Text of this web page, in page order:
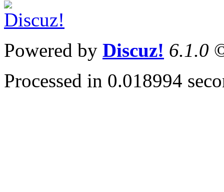
Powered by Discuz! 6.1.0
Processed in 0.018994